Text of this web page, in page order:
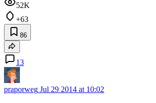
52K
+63
86
13
praporweg Jul 29 2014 at 10:02